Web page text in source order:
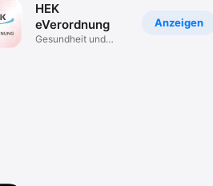
Anzeigen
HEK
eVerordnung
Gesundheit und